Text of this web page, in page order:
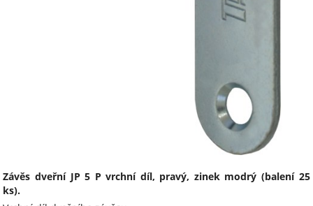
Závěs dveřní JP 5 P vrchní díl, pravý, zinek modrý (balení 25
ks).